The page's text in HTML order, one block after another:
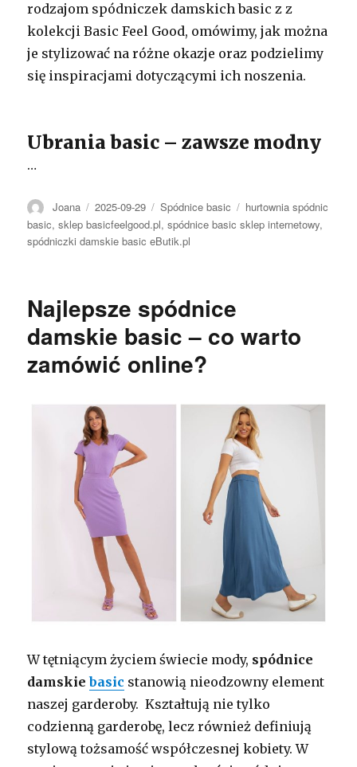
rodzajom spódniczek damskich basic z z
kolekcji Basic Feel Good, omówimy, jak można
je stylizować na różne okazje oraz podzielimy
się inspiracjami dotyczącymi ich noszenia.
Ubrania basic – zawsze modny
…
Autor
Joana Opublikowano
2025-09-29 Kategorie
Spódnice basic Tagi
hurtownia spódnic
basic,sklep basicfeelgood.pl,spódnice basic sklep internetowy,
spódniczki damskie basic eButik.pl
Najlepsze spódnice
damskie basic – co warto
zamówić online?
W tętniącym życiem świecie mody, spódnice
damskiebasic stanowią nieodzowny element
naszej garderoby. Kształtują nie tylko
codzienną garderobę, lecz również definiują
stylową tożsamość współczesnej kobiety. W